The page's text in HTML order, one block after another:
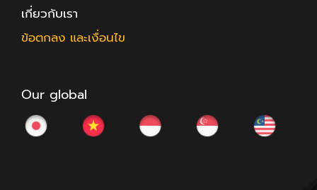
เกี่ยวกับเรา
ข้อตกลง และเงื่อนไข
Our global